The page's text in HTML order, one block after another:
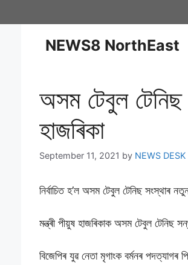
NEWS8 NorthEast
অসম টেবুল টেনিছ
হাজৰিকা
September 11, 2021 by NEWS DESK
নিৰ্বাচিত হ’ল অসম টেবুল টেনিছ সংস্থাৰ
মন্ত্ৰী পীয়ুষ হাজৰিকাক অসম টেবুল টেনিছ
বিজেপিৰ যুৱ নেতা মৃগাংক বৰ্মনৰ